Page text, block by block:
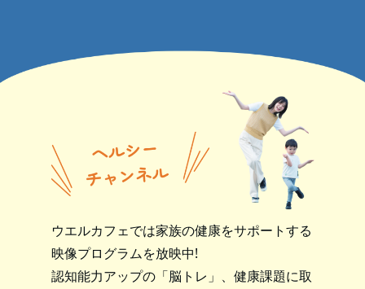
ウエルカフェでは家族の健康をサポートする
映像プログラムを放映中!
認知能力アップの「脳トレ」、健康課題に取